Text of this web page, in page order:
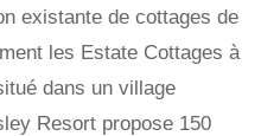
existante de cottages de
les Estate Cottages à
dans un village
Resort propose 150